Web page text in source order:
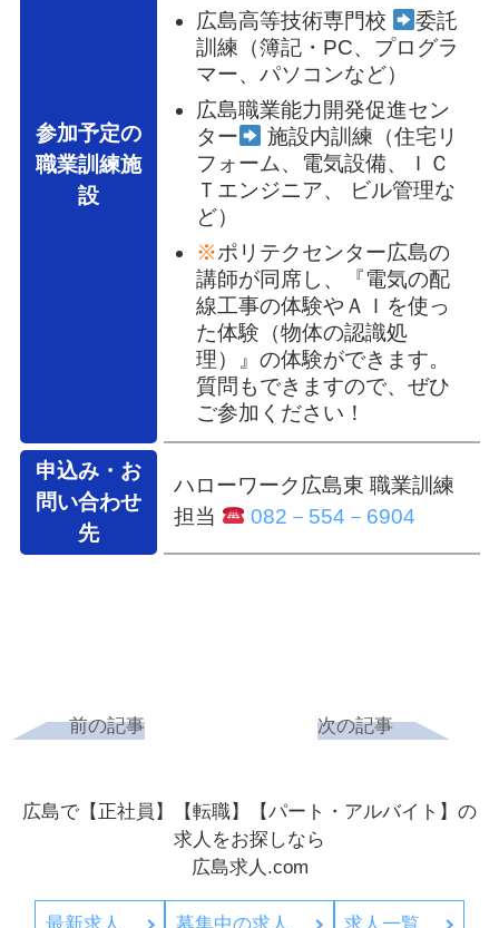
参加予定の
職業訓練施
設
広島高等技術専門校
委託
訓練（簿記・PC、プログラ
マー、パソコンなど）
広島職業能力開発促進セン
ター
施設内訓練（住宅リ
フォーム、電気設備、ＩＣ
Ｔエンジニア、 ビル管理な
ど）
※ポリテクセンター広島の
講師が同席し、『電気の配
線工事の体験やＡＩを使っ
た体験（物体の認識処
理）』の体験ができます。
質問もできますので、ぜひ
ご参加ください！
申込み・お
問い合わせ
先
ハローワーク広島東 職業訓練
担当
082－554－6904
前の記事 次の記事
広島で【正社員】【転職】【パート・アルバイト】の
求人をお探しなら
広島求人.com